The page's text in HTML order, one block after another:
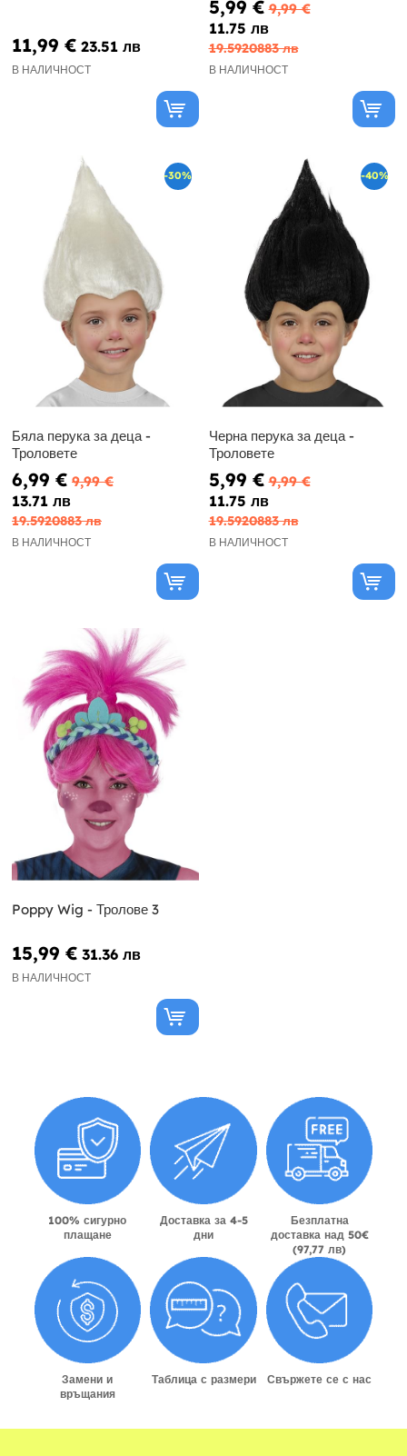
11,99 € 23.51 лв
В НАЛИЧНОСТ
5,99 € 9,99 €
11.75 лв
19.5920883 лв
В НАЛИЧНОСТ
-30%
Бяла перука за деца -
Троловете
6,99 € 9,99 €
13.71 лв
19.5920883 лв
В НАЛИЧНОСТ
-40%
Черна перука за деца -
Троловете
5,99 € 9,99 €
11.75 лв
19.5920883 лв
В НАЛИЧНОСТ
Poppy Wig - Тролове 3
15,99 € 31.36 лв
В НАЛИЧНОСТ
100% сигурно
плащане
Доставка за 4-5
дни
Безплатна
доставка над 50€
(97,77 лв)
Замени и
връщания
Таблица с размери Свържете се с нас